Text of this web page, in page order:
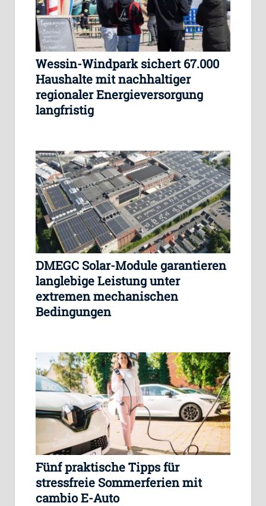
Wessin-Windpark sichert 67.000
Haushalte mit nachhaltiger
regionaler Energieversorgung
langfristig
DMEGC Solar-Module garantieren
langlebige Leistung unter
extremen mechanischen
Bedingungen
Fünf praktische Tipps für
stressfreie Sommerferien mit
cambio E-Auto